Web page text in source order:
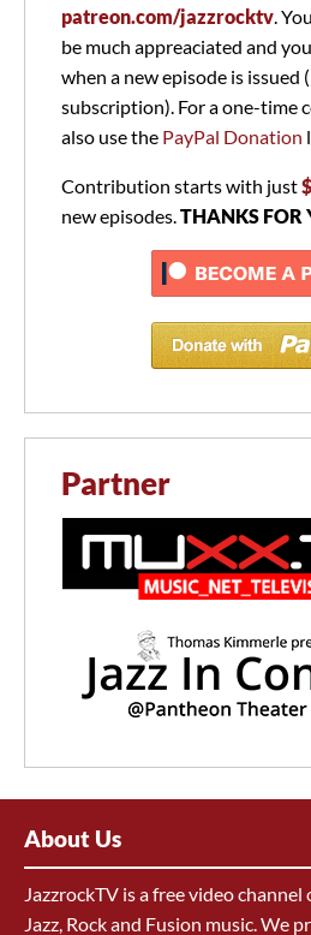
patreon.com/jazzrocktv.
be much appreaciated and
when a new episode is issued
subscription). For a one-time
also use the PayPal Donation
Contribution starts with just
new episodes.THANKS FOR
Partner
About Us
JazzrockTV is a free video
Jazz, Rock and Fusion music. We